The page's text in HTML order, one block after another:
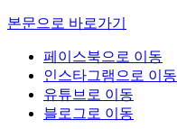
본문으로 바로가기
페이스북으로 이동
인스타그램으로 이동
유튜브로 이동
블로그로 이동